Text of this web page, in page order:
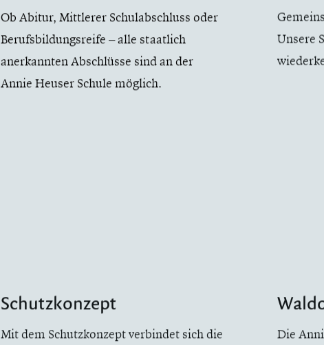
Ob Abitur, Mittlerer Schulabschluss oder
Berufsbildungsreife – alle staatlich
anerkannten Abschlüsse sind an der
Annie Heuser Schule möglich.
Unsere
Schutzkonzept
Mit dem Schutzkonzept verbindet sich die
Die